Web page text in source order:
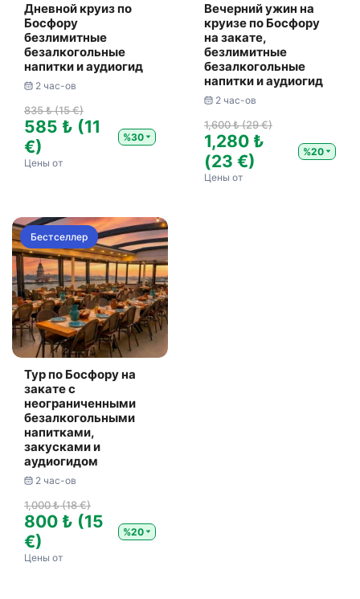
Дневной круиз по
Босфору
безлимитные
безалкогольные
напитки и аудиогид
2 час-ов
835 ₺ (15 €)
585 ₺ (11
€)
%30
Цены от
Вечерний ужин на
круизе по Босфору
на закате,
безлимитные
безалкогольные
напитки и аудиогид
2 час-ов
1,600 ₺ (29 €)
1,280 ₺
(23 €)
%20
Цены от
Бестселлер
Тур по Босфору на
закате с
неограниченными
безалкогольными
напитками,
закусками и
аудиогидом
2 час-ов
1,000 ₺ (18 €)
800 ₺ (15
€)
%20
Цены от